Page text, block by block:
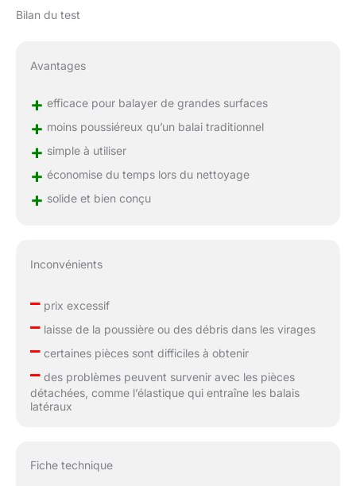
Bilan du test
Avantages
+ efficace pour balayer de grandes surfaces
+ moins poussiéreux qu’un balai traditionnel
+ simple à utiliser
+ économise du temps lors du nettoyage
+ solide et bien conçu
Inconvénients
–prix excessif
–laisse de la poussière ou des débris dans les virages
–certaines pièces sont difficiles à obtenir
–des problèmes peuvent survenir avec les pièces
détachées, comme l’élastique qui entraîne les balais
latéraux
Fiche technique